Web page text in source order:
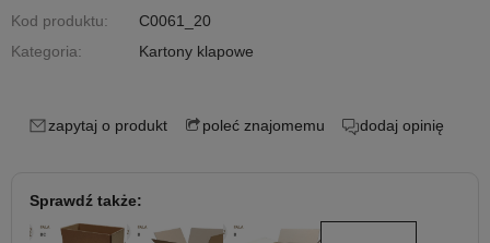
Kod produktu:
C0061_20
Kategoria:
Kartony klapowe
zapytaj o produkt poleć znajomemu dodaj opinię
Sprawdź także: